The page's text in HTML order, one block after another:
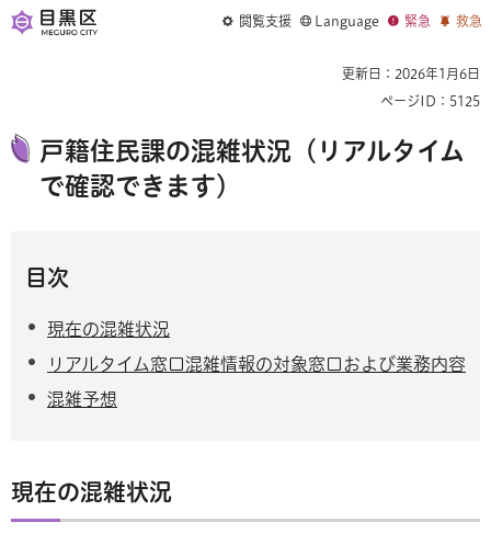
閲覧支援 Language 緊急 救急
更新日：2026年1月6日
ページID：5125
戸籍住民課の混雑状況（リアルタイム
で確認できます）
目次
現在の混雑状況
リアルタイム窓口混雑情報の対象窓口および業務内容
混雑予想
現在の混雑状況